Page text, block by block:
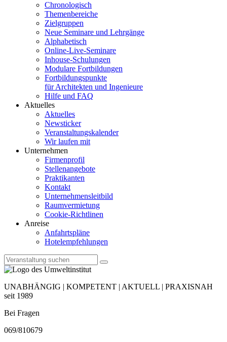
Chronologisch
Themenbereiche
Zielgruppen
Neue Seminare und Lehrgänge
Alphabetisch
Online-Live-Seminare
Inhouse-Schulungen
Modulare Fortbildungen
Fortbildungspunkte
für Architekten und Ingenieure
Hilfe und FAQ
Aktuelles
Aktuelles
Newsticker
Veranstaltungskalender
Wir laufen mit
Unternehmen
Firmenprofil
Stellenangebote
Praktikanten
Kontakt
Unternehmensleitbild
Raumvermietung
Cookie-Richtlinen
Anreise
Anfahrtspläne
Hotelempfehlungen
UNABHÄNGIG | KOMPETENT | AKTUELL | PRAXISNAH
seit 1989
Bei Fragen
069/810679